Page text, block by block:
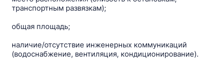
транспортным развязкам);
общая площадь;
наличие/отсутствие инженерных коммуникаций
(водоснабжение, вентиляция, кондиционирование).